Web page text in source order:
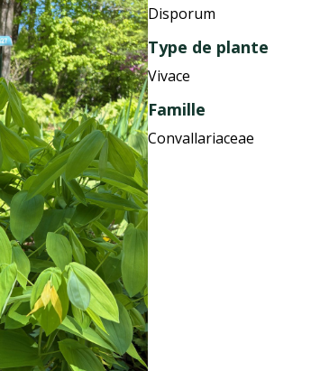
Disporum
Type de plante
Vivace
Famille
Convallariaceae